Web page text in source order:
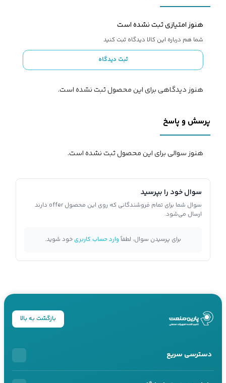
هنوز امتیازی ثبت نشده است
شما هم درباره این کالا دیدگاه ثبت کنید
ثبت دیدگاه
هنوز دیدگاهی برای این محصول ثبت نشده است.
پرسش و پاسخ
هنوز سوالی برای این محصول ثبت نشده است.
سوال خود را بپرسید
سوال شما برای تمام فروشندگانی که روی این محصول offer دارند
ارسال می‌شود.
برای پرسیدن سوال، لطفاًوارد حساب کاربریخود شوید.
بازگشت به بالا
دسترسی سریع